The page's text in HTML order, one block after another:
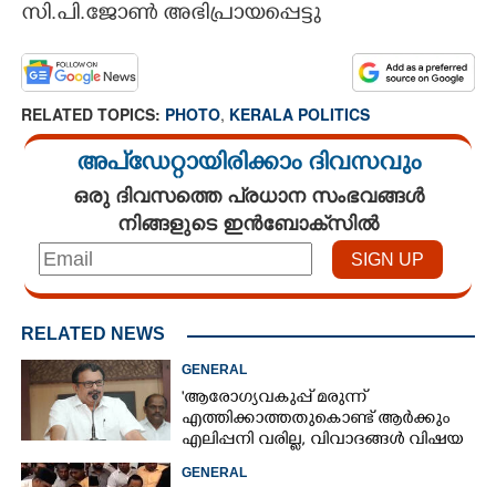
സി.പി.ജോൺ അഭിപ്രായപ്പെട്ടു
RELATED TOPICS: PHOTO, KERALA POLITICS
അപ്ഡേറ്റായിരിക്കാം ദിവസവും
ഒരു ദിവസത്തെ പ്രധാന സംഭവങ്ങൾ
നിങ്ങളുടെ ഇൻബോക്സിൽ
RELATED NEWS
GENERAL
'ആരോഗ്യവകുപ്പ് മരുന്ന്
എത്തിക്കാത്തതുകൊണ്ട് ആർക്കും
എലിപ്പനി വരില്ല, വിവാദങ്ങൾ വിഷയ
ദാരിദ്ര്യത്തിന്റെ ഭാഗം'
GENERAL